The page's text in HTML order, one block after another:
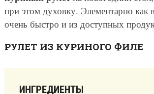
при этом духовку. Элементарно как
очень быстро и из доступных
РУЛЕТ ИЗ КУРИНОГО ФИЛЕ
ИНГРЕДИЕНТЫ